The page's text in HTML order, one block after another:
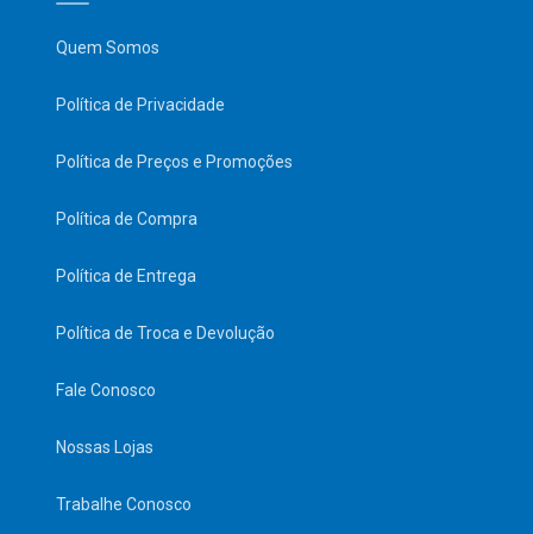
Quem Somos
Política de Privacidade
Política de Preços e Promoções
Política de Compra
Política de Entrega
Política de Troca e Devolução
Fale Conosco
Nossas Lojas
Trabalhe Conosco